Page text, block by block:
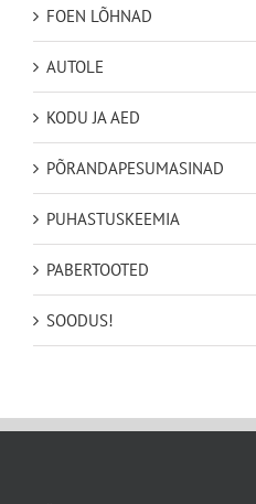
FOEN LÕHNAD
AUTOLE
KODU JA AED
PÕRANDAPESUMASINAD
PUHASTUSKEEMIA
PABERTOOTED
SOODUS!